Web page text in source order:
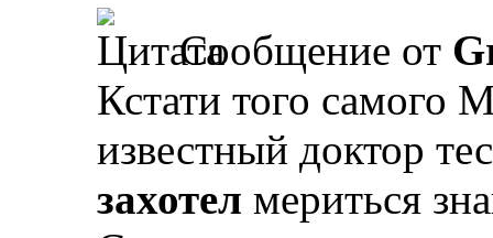
Сообщение от
Кстати того самого
известный доктор
захотел мериться